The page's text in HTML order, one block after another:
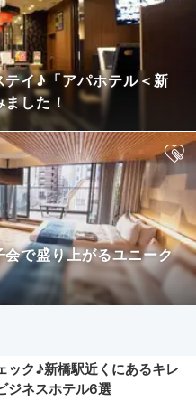
テイ♪「アパホテル＜新
した！
で盛り上がるユニーク
ック♪新橋駅近くにあるキレ
ジネスホテル6選